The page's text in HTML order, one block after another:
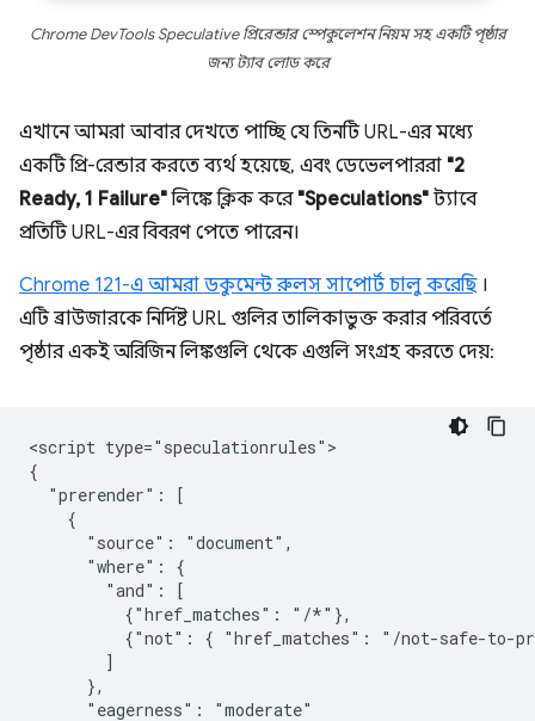
Chrome DevTools Speculative প্রিরেন্ডার স্পেকুলেশন নিয়ম সহ একটি পৃষ্ঠার
জন্য ট্যাব লোড করে
এখানে আমরা আবার দেখতে পাচ্ছি যে তিনটি URL-এর মধ্যে
একটি প্রি-রেন্ডার করতে ব্যর্থ হয়েছে, এবং ডেভেলপাররা "2
Ready, 1 Failure"লিঙ্কে ক্লিক করে "Speculations" ট্যাবে
প্রতিটি URL-এর বিবরণ পেতে পারেন।
Chrome 121-এ আমরা ডকুমেন্ট রুলস সাপোর্ট চালু করেছি।
এটি ব্রাউজারকে নির্দিষ্ট URL গুলির তালিকাভুক্ত করার পরিবর্তে
পৃষ্ঠার একই অরিজিন লিঙ্কগুলি থেকে এগুলি সংগ্রহ করতে দেয়:
<script type="speculationrules">
{
  "prerender": [
    {
      "source": "document",
      "where": {
        "and": [
          {"href_matches": "/*"},
{"not": { "href_matches": "/not-safe-to-
        ]
      },
      "eagerness": "moderate"